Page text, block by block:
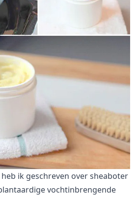
ik geschreven over sheaboter
vochtinbrengende